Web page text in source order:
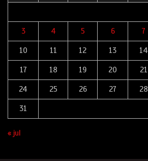
3 4 5 6 7
10 11 12 13 14
17 18 19 20 21
24 25 26 27 28
31
« jul